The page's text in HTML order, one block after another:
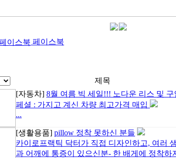
페이스북
제목
[자동차] 8월 여름 빅 세일!!! 노다운 리스 및 구
페셜 : 가지고 계신 차량 최고가격 매입
...
[생활용품] pillow 정착 못하신 분들
카이로프랙틱 닥터가 직접 디자인하고, 여러
과 어깨에 통증이 있으신분- 한 배게에 정착하